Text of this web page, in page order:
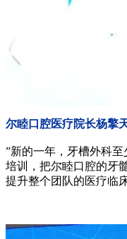
尔睦口腔医疗院长杨擎
”新的一年，牙槽外科
培训，把尔睦口腔的牙
提升整个团队的医疗临